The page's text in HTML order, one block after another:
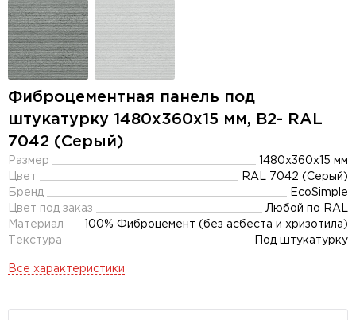
Фиброцементная панель под
штукатурку 1480х360х15 мм, B2- RAL
7042 (Серый)
Размер
1480х360х15 мм
Цвет
RAL 7042 (Серый)
Бренд
EcoSimple
Цвет под заказ
Любой по RAL
Материал
100% Фиброцемент (без асбеста и хризотила)
Текстура
Под штукатурку
Все характеристики